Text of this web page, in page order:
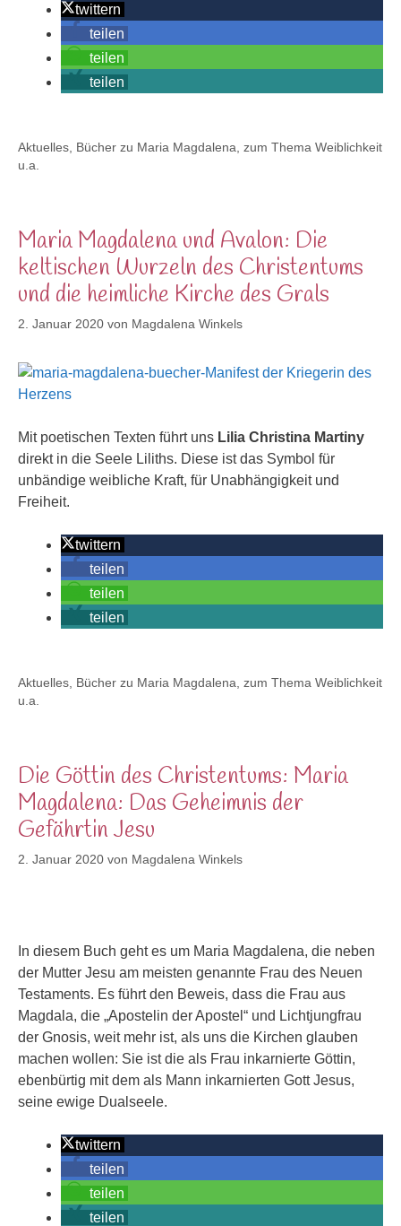
twittern
teilen
teilen
teilen
Kategorien
Aktuelles
Bücher zu Maria Magdalena, zum Thema Weiblichkeit
u.a.
Maria Magdalena und Avalon: Die
keltischen Wurzeln des Christentums
und die heimliche Kirche des Grals
2. Januar 2020 von Magdalena Winkels
Mit poetischen Texten führt uns Lilia Christina Martiny
direkt in die Seele Liliths. Diese ist das Symbol für
unbändige weibliche Kraft, für Unabhängigkeit und
Freiheit.
twittern
teilen
teilen
teilen
Kategorien
Aktuelles
Bücher zu Maria Magdalena, zum Thema Weiblichkeit
u.a.
Die Göttin des Christentums: Maria
Magdalena: Das Geheimnis der
Gefährtin Jesu
2. Januar 2020 von Magdalena Winkels
In diesem Buch geht es um Maria Magdalena, die neben
der Mutter Jesu am meisten genannte Frau des Neuen
Testaments. Es führt den Beweis, dass die Frau aus
Magdala, die „Apostelin der Apostel“ und Lichtjungfrau
der Gnosis, weit mehr ist, als uns die Kirchen glauben
machen wollen: Sie ist die als Frau inkarnierte Göttin,
ebenbürtig mit dem als Mann inkarnierten Gott Jesus,
seine ewige Dualseele.
twittern
teilen
teilen
teilen